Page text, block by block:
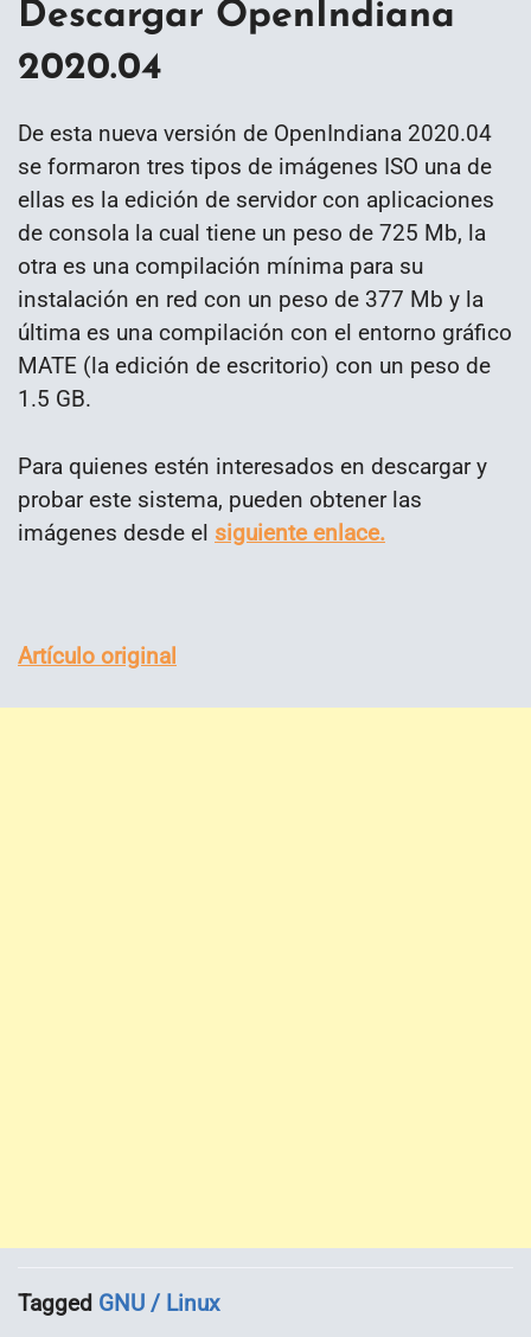
Descargar OpenIndiana
2020.04
De esta nueva versión de OpenIndiana 2020.04
se formaron tres tipos de imágenes ISO una de
ellas es la edición de servidor con aplicaciones
de consola la cual tiene un peso de 725 Mb, la
otra es una compilación mínima para su
instalación en red con un peso de 377 Mb y la
última es una compilación con el entorno gráfico
MATE (la edición de escritorio) con un peso de
1.5 GB.
Para quienes estén interesados en descargar y
probar este sistema, pueden obtener las
imágenes desde el siguiente enlace.
Artículo original
Tagged GNU / Linux